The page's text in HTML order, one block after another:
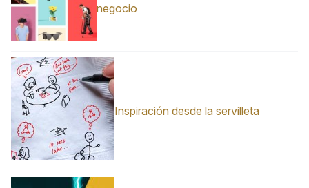
negocio
Inspiración desde la servilleta